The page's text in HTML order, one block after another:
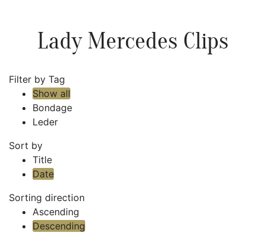
Lady Mercedes Clips
Filter by Tag
Show all
Bondage
Leder
Sort by
Title
Date
Sorting direction
Ascending
Descending